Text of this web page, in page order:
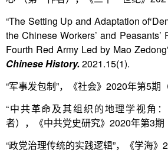
“The Setting Up and Adaptation
the Chinese Workers’ and Peasants’
Fourth Red Army Led by Mao
Chinese History.2021.15(1).
“军事发包制”，《社会》2020年第5期（
“中共革命及其组织的地理学视角
者），《中共党史研究》2020年第3期
“政党治理传统的实践逻辑”，《学海》